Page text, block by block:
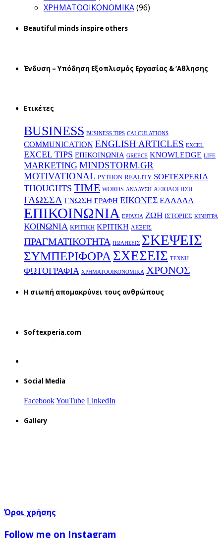
ΧΡΗΜΑΤΟΟΙΚΟΝΟΜΙΚΑ(96)
Beautiful minds inspire others
Ένδυση – Υπόδηση Εξοπλισμός Εργασίας & ‘Aθλησης
Ετικέτες
BUSINESS BUSINESS TIPS CALCULATIONS
COMMUNICATION ENGLISH ARTICLES EXCEL
EXCEL TIPS EΠΙΚΟΙΝΩΝΙΑ GREECE KNOWLEDGE LIFE
MARKETING MINDSTORM.GR
MOTIVATIONAL PYTHON REALITY SOFTEXPERIA
THOUGHTS TIME WORDS ΑΝΑΛΥΣΗ ΑΞΙΟΛΟΓΗΣΗ
ΓΛΩΣΣΑ ΓΝΩΣΗ ΓΡΑΦΗ ΕΙΚΟΝΕΣ ΕΛΛΑΔΑ
ΕΠΙΚΟΙΝΩΝΙΑ ΕΡΓΑΣΙΑ ΖΩΗ ΙΣΤΟΡΙΕΣ ΚΙΝΗΤΡΑ
ΚΟΙΝΩΝΙΑ ΚΡΙΤΙΚΗ ΚΡΙΤΙΚΗ ΛΕΞΕΙΣ
ΠΡΑΓΜΑΤΙΚΟΤΗΤΑ ΠΩΛΗΣΕΙΣ ΣΚΕΨΕΙΣ
ΣΥΜΠΕΡΙΦΟΡΑΣΧΕΣΕΙΣ ΤΕΧΝΗ
ΦΩΤΟΓΡΑΦΙΑ ΧΡΗΜΑΤΟΟΙΚΟΝΟΜΙΚΑ ΧΡΟΝΟΣ
H σιωπή απομακρύνει τους ανθρώπους
Softexperia.com
Social Media
FacebookYouTube LinkedIn
Gallery
Όροι χρήσης
Follow me on Instagram